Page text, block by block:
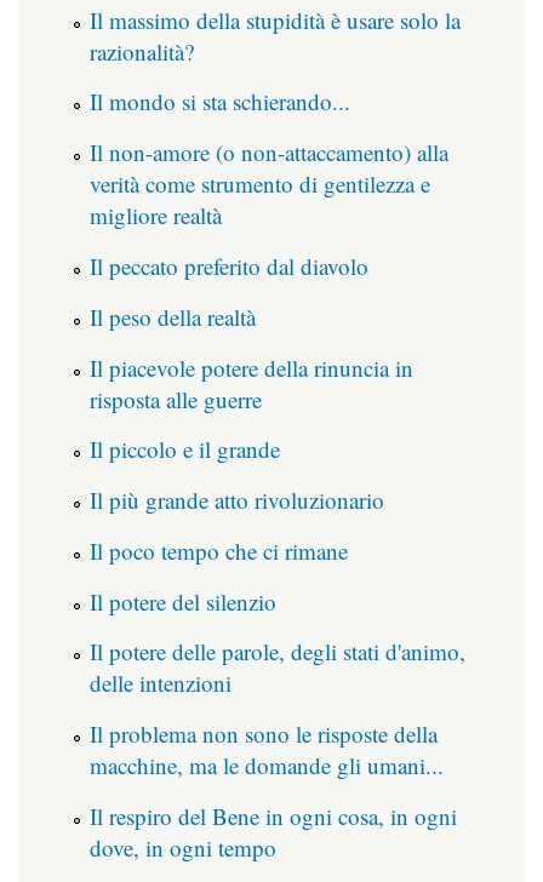
Il massimo della stupidità è usare solo la
razionalità?
Il mondo si sta schierando...
Il non-amore (o non-attaccamento) alla
verità come strumento di gentilezza e
migliore realtà
Il peccato preferito dal diavolo
Il peso della realtà
Il piacevole potere della rinuncia in
risposta alle guerre
Il piccolo e il grande
Il più grande atto rivoluzionario
Il poco tempo che ci rimane
Il potere del silenzio
Il potere delle parole, degli stati d'animo,
delle intenzioni
Il problema non sono le risposte della
macchine, ma le domande gli umani...
Il respiro del Bene in ogni cosa, in ogni
dove, in ogni tempo